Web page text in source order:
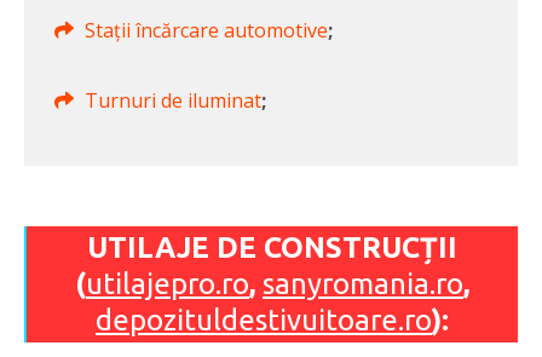
Stații încărcare automotive;
Turnuri de iluminat;
UTILAJE DE CONSTRUCȚII
(utilajepro.ro, sanyromania.ro,
depozituldestivuitoare.ro):